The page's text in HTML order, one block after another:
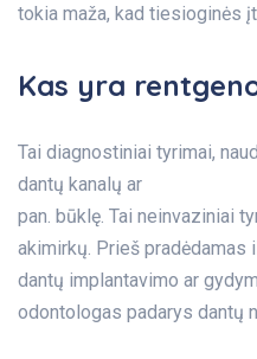
tokia maža, kad tiesioginės
Kas yra
Tai diagnostiniai tyrimai,
dantų kanalų ar
pan. būklę. Tai neinvaziniai
akimirkų. Prieš pradėdamas
dantų implantavimo ar
odontologas padarys dantų